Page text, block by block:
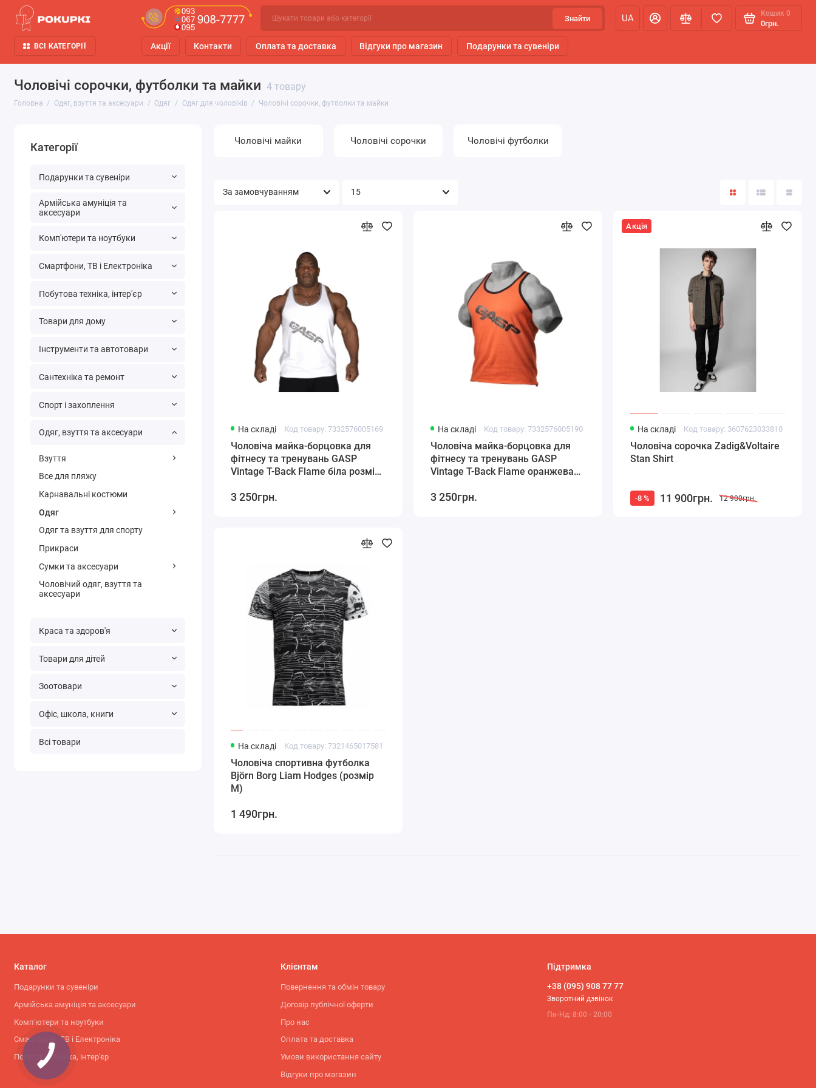
Знайти UA Кошик 0
0грн.
ВСІ КАТЕГОРІЇ Акції Контакти Оплата та доставка Відгуки про магазин Подарунки та сувеніри
Чоловічі сорочки, футболки та майки 4 товару
Головна Одяг, взуття та аксесуари Одяг Одяг для чоловіків Чоловічі сорочки, футболки та майки
Категорії
Подарунки та сувеніри
Армійська амуніція та
аксесуари
Комп'ютери та ноутбуки
Смартфони, ТВ і Електроніка
Побутова техніка, інтер'єр
Товари для дому
Інструменти та автотовари
Сантехніка та ремонт
Спорт і захоплення
Одяг, взуття та аксесуари
Взуття
Все для пляжу
Карнавальні костюми
Одяг
Одяг та взуття для спорту
Прикраси
Сумки та аксесуари
Чоловічий одяг, взуття та
аксесуари
Краса та здоров'я
Товари для дітей
Зоотовари
Офіс, школа, книги
Всі товари
Чоловічі майки Чоловічі сорочки Чоловічі футболки
На складі Код товару: 7332576005169
Чоловіча майка-борцовка для
фітнесу та тренувань GASP
Vintage T-Back Flame біла розмір
3 250грн.
На складі Код товару: 7332576005190
Чоловіча майка-борцовка для
фітнесу та тренувань GASP
Vintage T-Back Flame оранжева
3 250грн.
Акція
На складі Код товару: 3607623033810
Чоловіча сорочка Zadig&Voltaire
Stan Shirt
-8 % 11 900грн. 12 900грн.
На складі Код товару: 7321465017581
Чоловіча спортивна футболка
Björn Borg Liam Hodges (розмір
М)
1 490грн.
Каталог
Подарунки та сувеніри
Армійська амуніція та аксесуари
Комп'ютери та ноутбуки
Смартфони, ТВ і Електроніка
Побутова техніка, інтер'єр
Клієнтам
Повернення та обмін товару
Договір публічної оферти
Про нас
Оплата та доставка
Умови використання сайту
Відгуки про магазин
Підтримка
+38 (095) 908 77 77
Зворотний дзвінок
Пн-Нд: 8:00 - 20:00